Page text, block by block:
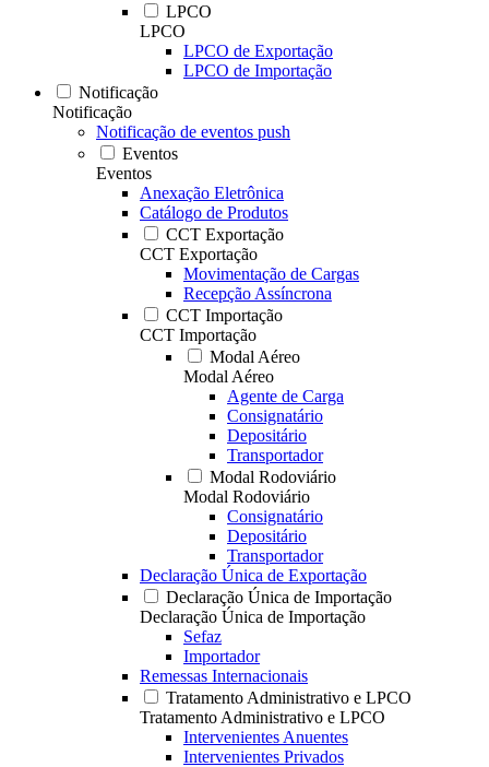
LPCO
LPCO
LPCO de Exportação
LPCO de Importação
Notificação
Notificação
Notificação de eventos push
Eventos
Eventos
Anexação Eletrônica
Catálogo de Produtos
CCT Exportação
CCT Exportação
Movimentação de Cargas
Recepção Assíncrona
CCT Importação
CCT Importação
Modal Aéreo
Modal Aéreo
Agente de Carga
Consignatário
Depositário
Transportador
Modal Rodoviário
Modal Rodoviário
Consignatário
Depositário
Transportador
Declaração Única de Exportação
Declaração Única de Importação
Declaração Única de Importação
Sefaz
Importador
Remessas Internacionais
Tratamento Administrativo e LPCO
Tratamento Administrativo e LPCO
Intervenientes Anuentes
Intervenientes Privados